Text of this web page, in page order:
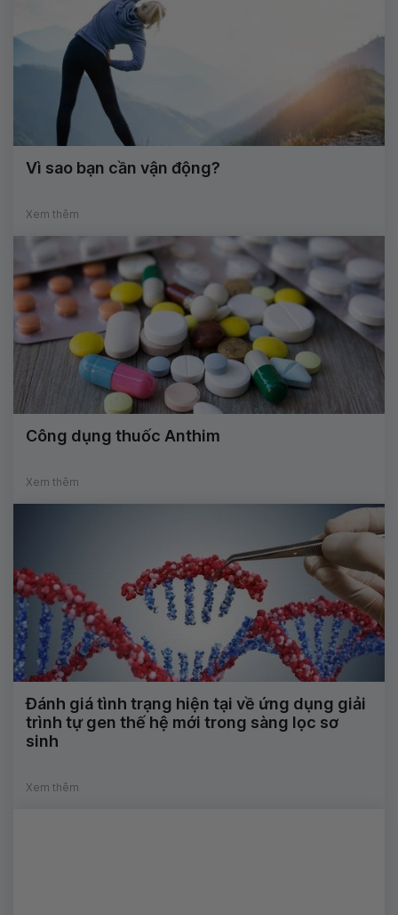
Vì sao bạn cần vận động?
Xem thêm
Công dụng thuốc Anthim
Xem thêm
Đánh giá tình trạng hiện tại về ứng dụng giải
trình tự gen thế hệ mới trong sàng lọc sơ
sinh
Xem thêm